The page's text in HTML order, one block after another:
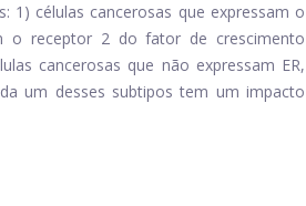
1) células cancerosas que expressam o
o receptor 2 do fator de crescimento
cancerosas que não expressam ER,
um desses subtipos tem um impacto